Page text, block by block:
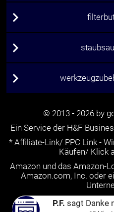
P.F. sagt Danke
© 2013 - 2026 by
Ein Service der H&F
* Affiliate-Link/ PPC Link -
Käufen/ Klick
Amazon und das Amazon-
Amazon.com, Inc. oder